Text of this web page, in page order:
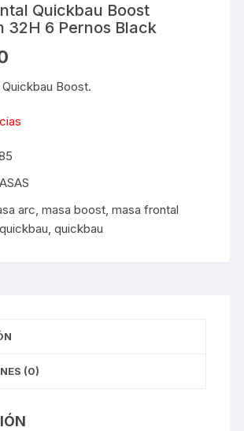
Quickbau Boost
32H 6 Pernos Black
Boost.
arc,masa boost,masa frontal
,quickbau
(0)